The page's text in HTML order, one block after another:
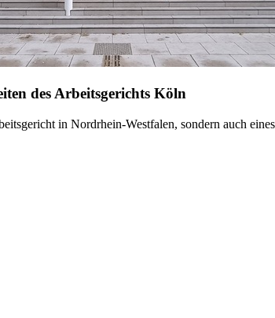
des Arbeitsgerichts Köln
in Nordrhein-Westfalen, sondern auch